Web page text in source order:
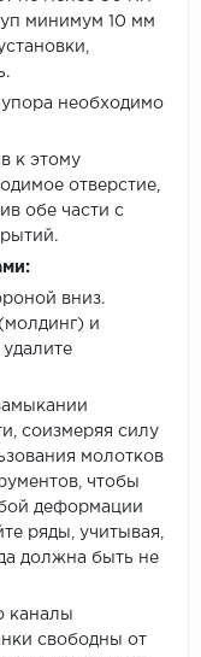
минимум 10 мм
необходимо
к этому
отверстие,
обе части с
вниз.
и
соизмеряя силу
молотков
чтобы
деформации
ряды, учитывая,
должна быть не
каналы
свободны от